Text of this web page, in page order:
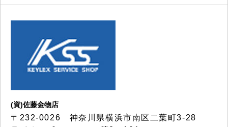
(資)佐藤金物店
〒232-0026 神奈川県横浜市南区二葉町3-28